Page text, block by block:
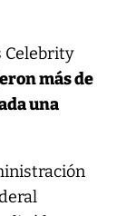
Celebrity
más de
una